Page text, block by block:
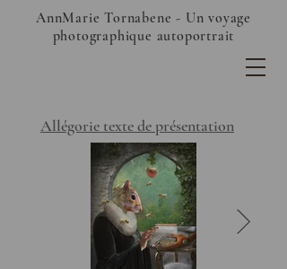
AnnMarie Tornabene - Un voyage
photographique autoportrait
Allégorie texte de présentation